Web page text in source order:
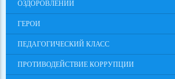
ОЗДОРОВЛЕНИИ
ГЕРОИ
ПЕДАГОГИЧЕСКИЙ КЛАСС
ПРОТИВОДЕЙСТВИЕ КОРРУПЦИИ